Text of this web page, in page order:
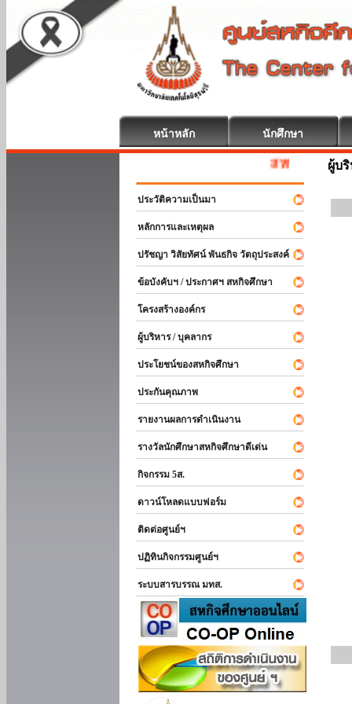
หน้าหลัก นักศึกษา
สหกิจศึกษา ยินดีต้อ
ประวัติความเป็นมา
หลักการและเหตุผล
ปรัชญา วิสัยทัศน์ พันธกิจ วัตถุประสงค์
ข้อบังคับฯ / ประกาศฯ สหกิจศึกษา
โครงสร้างองค์กร
ผู้บริหาร / บุคลากร
ประโยชน์ของสหกิจศึกษา
ประกันคุณภาพ
รายงานผลการดำเนินงาน
รางวัลนักศึกษาสหกิจศึกษาดีเด่น
กิจกรรม 5ส.
ดาวน์โหลดแบบฟอร์ม
ติดต่อศูนย์ฯ
ปฏิทินกิจกรรมศูนย์ฯ
ระบบสารบรรณ มทส.
ผู้บ